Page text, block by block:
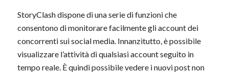
StoryClash dispone di una serie di funzioni che
consentono di monitorare facilmente gli account dei
concorrenti sui social media. Innanzitutto, è possibile
visualizzare l’attività di qualsiasi account seguito in
tempo reale. È quindi possibile vedere i nuovi post non